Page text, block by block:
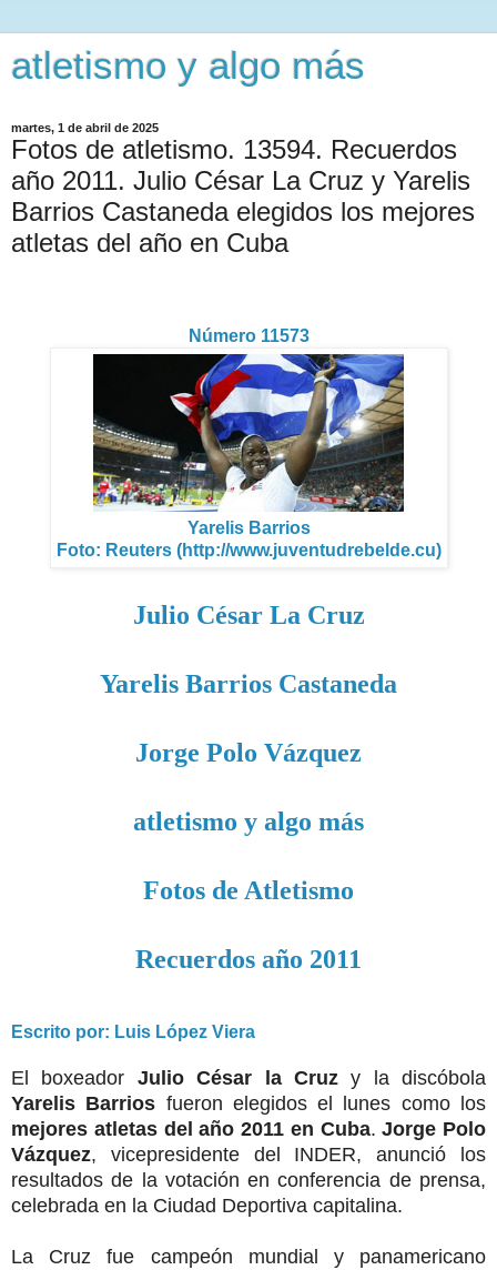
atletismo y algo más
martes, 1 de abril de 2025
Fotos de atletismo. 13594. Recuerdos
año 2011. Julio César La Cruz y Yarelis
Barrios Castaneda elegidos los mejores
atletas del año en Cuba
Número 11573
Yarelis Barrios
Foto: Reuters (http://www.juventudrebelde.cu)
Julio César La Cruz
Yarelis Barrios Castaneda
Jorge Polo Vázquez
atletismo y algo más
Fotos de Atletismo
Recuerdos año 2011
Escrito por: Luis López Viera
El boxeador Julio César la Cruzy la discóbola
Yarelis Barrios fueron elegidos el lunes como los
mejores atletas del año 2011 en Cuba.Jorge Polo
Vázquez, vicepresidente del INDER, anunció los
resultados de la votación en conferencia de prensa,
celebrada en la Ciudad Deportiva capitalina.
La Cruz fue campeón mundial y panamericano